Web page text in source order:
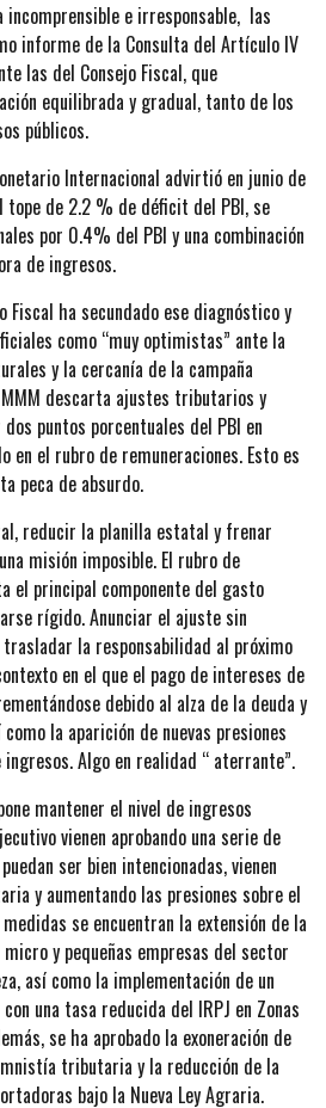
incomprensible e irresponsable, las
informe de la Consulta del Artículo IV
las del Consejo Fiscal, que
equilibrada y gradual, tanto de los
públicos.
Internacional advirtió en junio de
tope de 2.2 % de déficit del PBI, se
por 0.4% del PBI y una combinación
de ingresos.
Fiscal ha secundado ese diagnóstico y
como “muy optimistas” ante la
y la cercanía de la campaña
descarta ajustes tributarios y
puntos porcentuales del PBI en
en el rubro de remuneraciones. Esto es
peca de absurdo.
reducir la planilla estatal y frenar
misión imposible. El rubro de
el principal componente del gasto
rígido. Anunciar el ajuste sin
la responsabilidad al próximo
en el que el pago de intereses de
debido al alza de la deuda y
la aparición de nuevas presiones
Algo en realidad “ aterrante”.
mantener el nivel de ingresos
vienen aprobando una serie de
ser bien intencionadas, vienen
y aumentando las presiones sobre el
se encuentran la extensión de la
y pequeñas empresas del sector
así como la implementación de un
una tasa reducida del IRPJ en Zonas
se ha aprobado la exoneración de
tributaria y la reducción de la
bajo la Nueva Ley Agraria.